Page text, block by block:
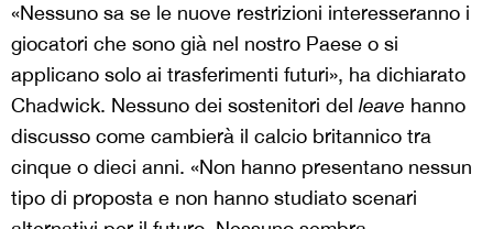
«Nessuno sa se le nuove restrizioni interesseranno i
giocatori che sono già nel nostro Paese o si
applicano solo ai trasferimenti futuri», ha dichiarato
Chadwick. Nessuno dei sostenitori del leave hanno
discusso come cambierà il calcio britannico tra
cinque o dieci anni. «Non hanno presentano nessun
tipo di proposta e non hanno studiato scenari